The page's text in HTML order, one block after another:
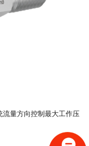
流量方向控制最大工作压